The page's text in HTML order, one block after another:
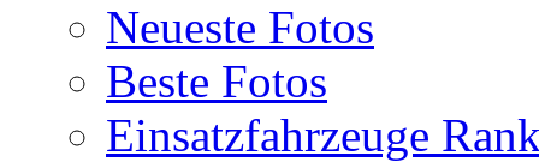
Neueste Fotos
Beste Fotos
Einsatzfahrzeuge